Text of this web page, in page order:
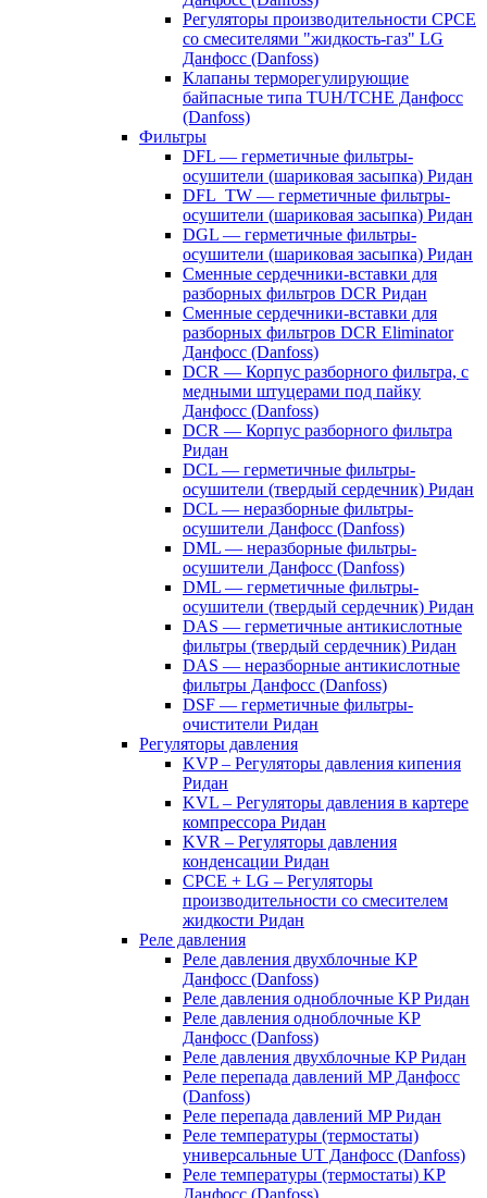
Регуляторы производительности CPCE
со смесителями "жидкость-газ" LG
Данфосс (Danfoss)
Клапаны терморегулирующие
байпасные типа TUH/TCHE Данфосс
(Danfoss)
Фильтры
DFL — герметичные фильтры-
осушители (шариковая засыпка) Ридан
DFL_TW — герметичные фильтры-
осушители (шариковая засыпка) Ридан
DGL — герметичные фильтры-
осушители (шариковая засыпка) Ридан
Сменные сердечники-вставки для
разборных фильтров DCR Ридан
Сменные сердечники-вставки для
разборных фильтров DCR Eliminator
Данфосс (Danfoss)
DCR — Корпус разборного фильтра, с
медными штуцерами под пайку
Данфосс (Danfoss)
DCR — Корпус разборного фильтра
Ридан
DCL — герметичные фильтры-
осушители (твердый сердечник) Ридан
DCL — неразборные фильтры-
осушители Данфосс (Danfoss)
DML — неразборные фильтры-
осушители Данфосс (Danfoss)
DML — герметичные фильтры-
осушители (твердый сердечник) Ридан
DAS — герметичные антикислотные
фильтры (твердый сердечник) Ридан
DAS — неразборные антикислотные
фильтры Данфосс (Danfoss)
DSF — герметичные фильтры-
очистители Ридан
Регуляторы давления
KVP – Регуляторы давления кипения
Ридан
KVL – Регуляторы давления в картере
компрессора Ридан
KVR – Регуляторы давления
конденсации Ридан
CPCE + LG – Регуляторы
производительности со смесителем
жидкости Ридан
Реле давления
Реле давления двухблочные KP
Данфосс (Danfoss)
Реле давления одноблочные KP Ридан
Реле давления одноблочные KP
Данфосс (Danfoss)
Реле давления двухблочные KP Ридан
Реле перепада давлений MP Данфосс
(Danfoss)
Реле перепада давлений MP Ридан
Реле температуры (термостаты)
универсальные UT Данфосс (Danfoss)
Реле температуры (термостаты) KP
Данфосс (Danfoss)